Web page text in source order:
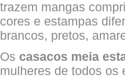
trazem mangas
cores e estampas
brancos, pretos,
Os casacos meia
mulheres de todos os